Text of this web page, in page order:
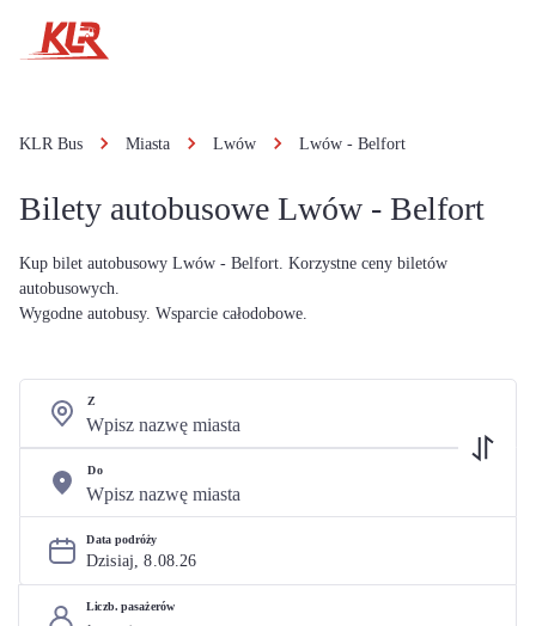
KLR Bus Miasta Lwów Lwów - Belfort
Bilety autobusowe Lwów - Belfort
Kup bilet autobusowy Lwów - Belfort. Korzystne ceny biletów
autobusowych.
Wygodne autobusy. Wsparcie całodobowe.
Z
Do
Data podróży
Dzisiaj, 8.08.26
Liczb. pasażerów